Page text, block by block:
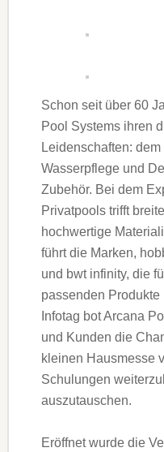
Schon seit über 60
Pool Systems ihren
Leidenschaften:
Wasserpflege und
Zubehör. Bei dem
Privatpools trifft
hochwertige
führt die Marken,
und bwt infinity, die
passenden
Infotag bot Arcana
und Kunden die
kleinen Hausmesse
Schulungen
auszutauschen.
Eröffnet wurde die